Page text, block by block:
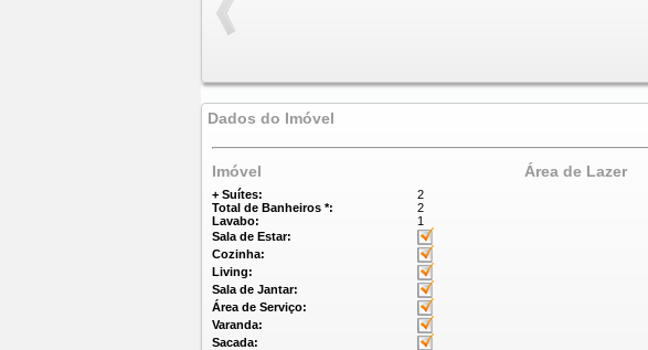
Dados do Imóvel
Imóvel Área de Lazer
+ Suítes:
2
Total de Banheiros *:
2
Lavabo:
1
Sala de Estar:
Cozinha:
Living:
Sala de Jantar:
Área de Serviço:
Varanda:
Sacada: